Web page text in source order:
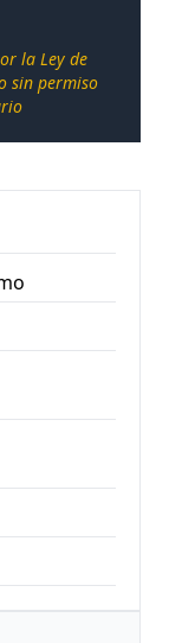
la Ley de
sin permiso